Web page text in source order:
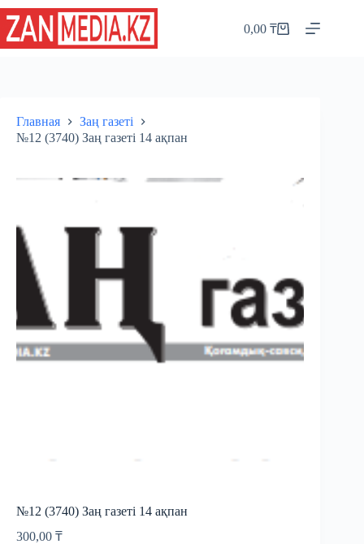
Перейти
сути
Корзина
0,00₸
Главная
Заң газеті
№12 (3740) Заң газеті 14 ақпан
№12 (3740) Заң газеті 14 ақпан
300,00 ₸